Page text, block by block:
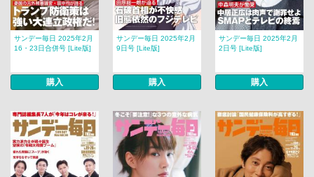
サンデー毎日 2025年2月
16・23日合併号 [Lite版]
購入
サンデー毎日 2025年2月
9日号 [Lite版]
購入
サンデー毎日 2025年2月
2日号 [Lite版]
購入